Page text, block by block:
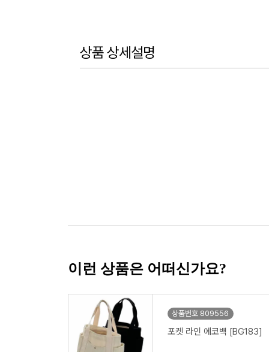
상품 상세설명
이런 상품은 어떠신가요?
상품번호 809556
포켓 라인 에코백 [BG183]